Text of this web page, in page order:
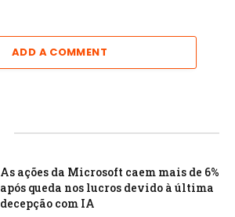
ADD A COMMENT
As ações da Microsoft caem mais de 6%
após queda nos lucros devido à última
decepção com IA